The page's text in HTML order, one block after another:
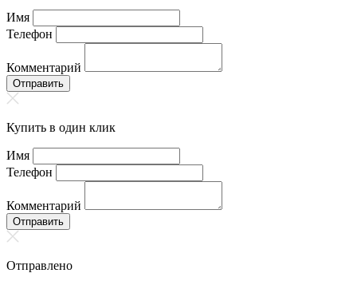
Имя
Телефон
Комментарий
Отправить
Купить в один клик
Имя
Телефон
Комментарий
Отправить
Отправлено